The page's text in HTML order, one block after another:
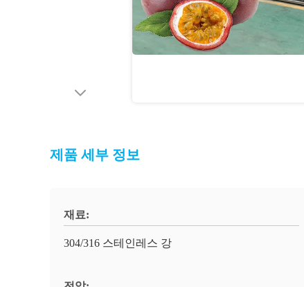
제품 세부 정보
재료:
304/316 스테인레스 강